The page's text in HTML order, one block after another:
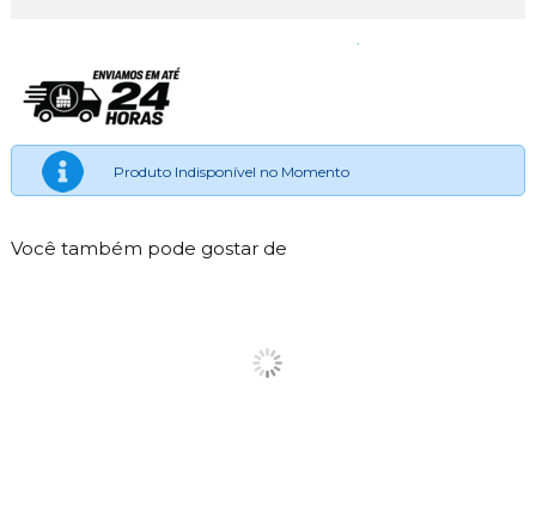
Produto Indisponível no Momento
Você também pode gostar de